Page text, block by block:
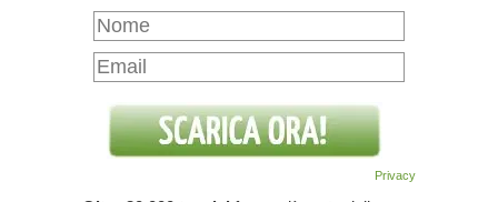
Privacy